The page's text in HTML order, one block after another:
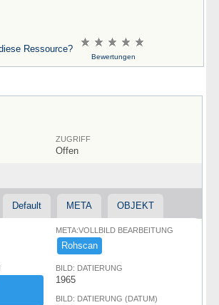
Ressource?
Bewertungen
ZUGRIFF
Offen
Default META OBJEKT
META:VOLLBILD BEARBEITUNG
Rohscan
BILD: DATIERUNG
1965
BILD: DATIERUNG (DATUM)